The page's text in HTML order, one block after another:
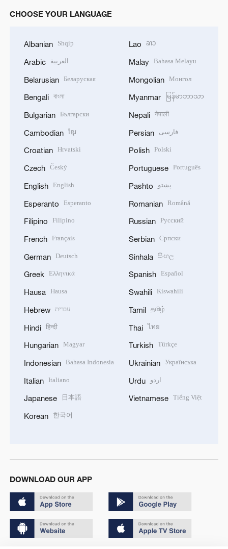
CHOOSE YOUR LANGUAGE
Albanian Shqip
Arabic العربية
Belarusian Беларуская
Bengali বাংলা
Bulgarian Български
Cambodian ខ្មែរ
Croatian Hrvatski
Czech Český
English English
Esperanto Esperanto
Filipino Filipino
French Français
German Deutsch
Greek Ελληνικά
Hausa Hausa
Hebrew עברית
Hindi हिन्दी
Hungarian Magyar
Indonesian Bahasa Indonesia
Italian Italiano
Japanese 日本語
Korean 한국어
Lao ລາວ
Malay Bahasa Melayu
Mongolian Монгол
Myanmar မြန်မာဘာသာ
Nepali नेपाली
Persian فارسی
Polish Polski
Portuguese Português
Pashto پښتو
Romanian Română
Russian Русский
Serbian Српски
Sinhala සිංහල
Spanish Español
Swahili Kiswahili
Tamil தமிழ்
Thai ไทย
Turkish Türkçe
Ukrainian Українська
Urdu اردو
Vietnamese Tiếng Việt
DOWNLOAD OUR APP